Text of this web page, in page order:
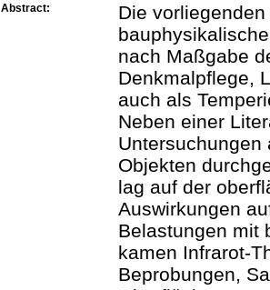
Abstract:
Die
nach Maßgabe
Denkmalpflege,
auch als
Neben einer
Untersuchungen
Objekten
lag auf der
Auswirkungen
Belastungen mit
kamen Infrarot-
Beprobungen,